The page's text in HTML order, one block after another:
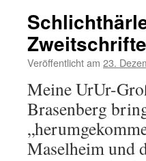
Veröffentlicht am 23.
Meine UrUr-
Brasenberg
Maselheim und